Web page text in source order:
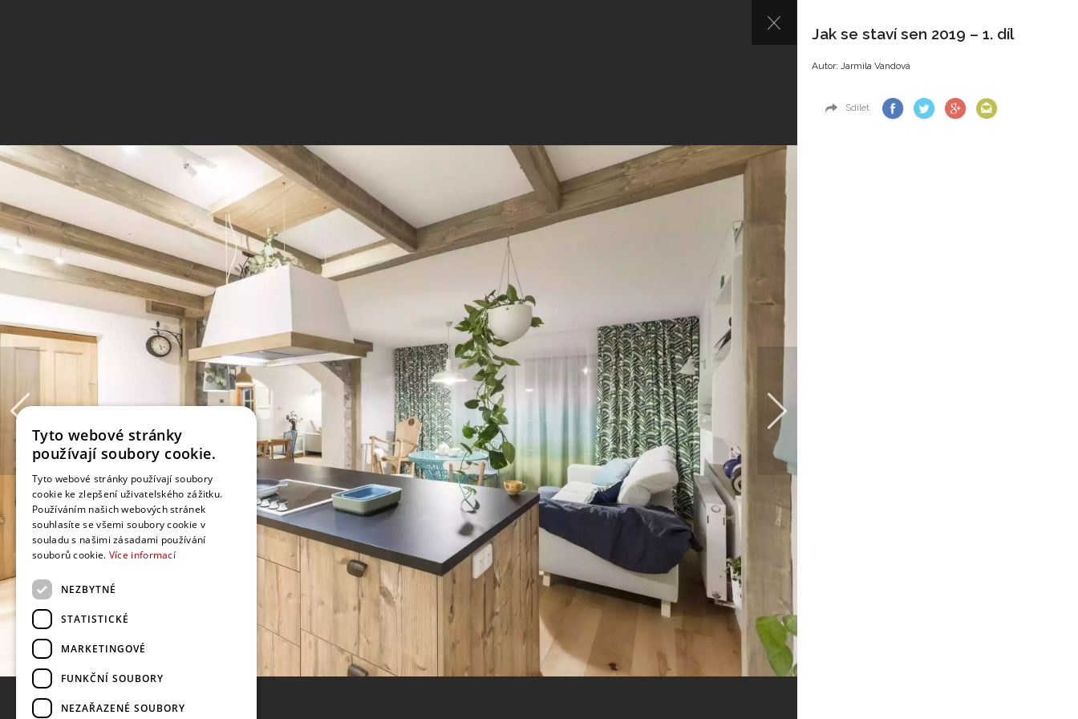
Jak se staví sen 2019 – 1. díl
Autor: Jarmila Vandová
Sdílet
Tyto webové stránky
používají soubory cookie.
Tyto webové stránky používají soubory
cookie ke zlepšení uživatelského zážitku.
Používáním našich webových stránek
souhlasíte se všemi soubory cookie v
souladu s našimi zásadami používání
souborů cookie. Více informací
NEZBYTNÉ
STATISTICKÉ
MARKETINGOVÉ
FUNKČNÍ SOUBORY
NEZAŘAZENÉ SOUBORY